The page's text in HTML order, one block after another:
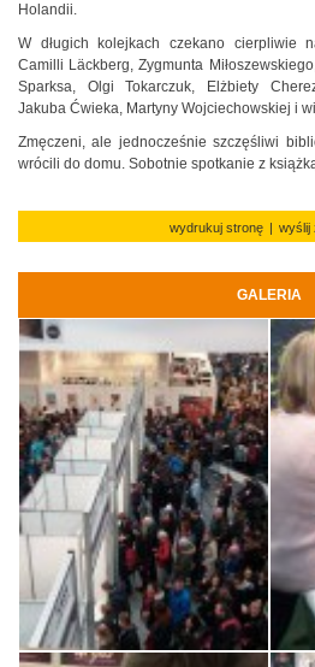
Holandii.
W długich kolejkach czekano cierpliwie
Camilli Läckberg, Zygmunta
Sparksa, Olgi Tokarczuk, Elżbiety
Jakuba Ćwieka, Martyny Wojciechowskiej i
Zmęczeni, ale jednocześnie szczęśliwi
wrócili do domu. Sobotnie spotkanie z książką
wydrukuj stronę | wyślij
GALERIA